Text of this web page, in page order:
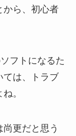
から、初心者
フトになるた
ては、トラブ
。
更だと思う